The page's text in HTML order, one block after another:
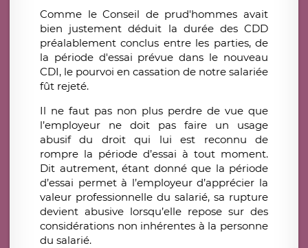
Comme le Conseil de prud'hommes avait
bien justement déduit la durée des CDD
préalablement conclus entre les parties, de
la période d'essai prévue dans le nouveau
CDI, le pourvoi en cassation de notre salariée
fût rejeté.
Il ne faut pas non plus perdre de vue que
l’employeur ne doit pas faire un usage
abusif du droit qui lui est reconnu de
rompre la période d’essai à tout moment.
Dit autrement, étant donné que la période
d’essai permet à l’employeur d’apprécier la
valeur professionnelle du salarié, sa rupture
devient abusive lorsqu’elle repose sur des
considérations non inhérentes à la personne
du salarié.